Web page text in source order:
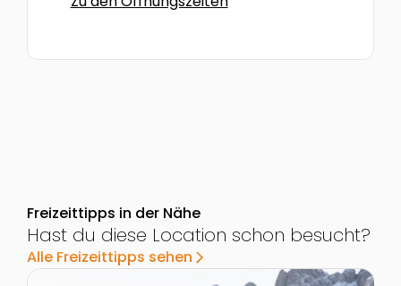
Freizeittipps in der Nähe
Hast du diese Location schon besucht?
Alle Freizeittipps sehen arrow_forward_ios
Zur Detailseite von Skiregion Dachstein West